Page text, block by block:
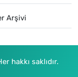
Arşivi
hakkı saklıdır.